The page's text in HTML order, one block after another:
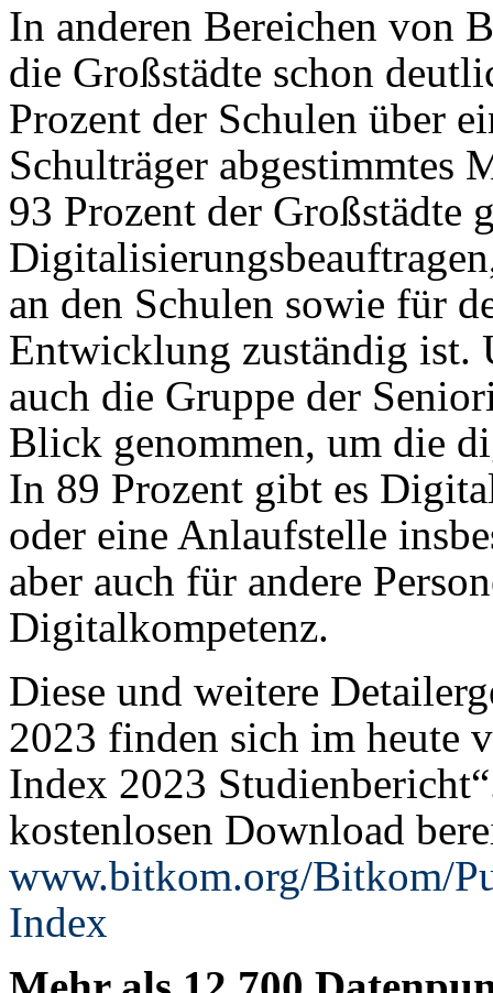
In anderen Bereichen von
die Großstädte schon
Prozent der Schulen über
Schulträger abgestimmtes
93 Prozent der Großstädte
an den Schulen sowie für
Entwicklung zuständig ist.
auch die Gruppe der
Blick genommen, um die
In 89 Prozent gibt es
oder eine Anlaufstelle
aber auch für andere
Digitalkompetenz.
Diese und weitere
2023 finden sich im heute
Index 2023
kostenlosen Download
www.bitkom.org/Bitkom/
Index